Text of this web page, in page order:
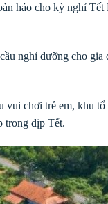
hảo cho kỳ nghỉ
nghỉ dưỡng cho
vui chơi trẻ em, khu
trong dịp Tết.